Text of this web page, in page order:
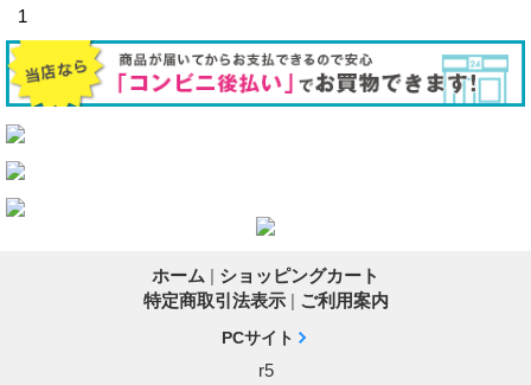
1
ホーム | ショッピングカート
特定商取引法表示 | ご利用案内
PCサイト
r5